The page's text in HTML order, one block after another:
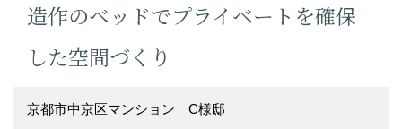
造作のベッドでプライベートを確保
した空間づくり
京都市中京区マンション C様邸